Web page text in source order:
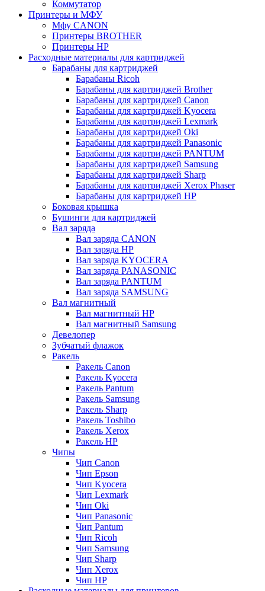
Коммутатор
Принтеры и МФУ
Мфу CANON
Принтеры BROTHER
Принтеры HP
Расходные материалы для картриджей
Барабаны для картриджей
Барабаны Ricoh
Барабаны для картриджей Brother
Барабаны для картриджей Canon
Барабаны для картриджей Kyocera
Барабаны для картриджей Lexmark
Барабаны для картриджей Oki
Барабаны для картриджей Panasonic
Барабаны для картриджей PANTUM
Барабаны для картриджей Samsung
Барабаны для картриджей Sharp
Барабаны для картриджей Xerox Phaser
Барабаны для картриджей НР
Боковая крышка
Бушинги для картриджей
Вал заряда
Вал заряда CANON
Вал заряда HP
Вал заряда KYOCERA
Вал заряда PANASONIC
Вал заряда PANTUM
Вал заряда SAMSUNG
Вал магнитный
Вал магнитный HP
Вал магнитный Samsung
Девелопер
Зубчатый флажок
Ракель
Ракель Canon
Ракель Kyocera
Ракель Pantum
Ракель Samsung
Ракель Sharp
Ракель Toshibo
Ракель Xerox
Ракель НР
Чипы
Чип Canon
Чип Epson
Чип Kyocera
Чип Lexmark
Чип Oki
Чип Panasonic
Чип Pantum
Чип Ricoh
Чип Samsung
Чип Sharp
Чип Xerox
Чип НР